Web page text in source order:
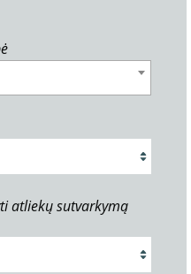
atliekų sutvarkymą